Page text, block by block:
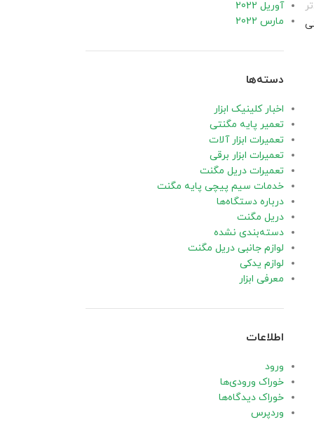
آوریل 2022
مارس 2022
دسته‌ها
اخبار کلینیک ابزار
تعمیر پایه مگنتی
تعمیرات ابزار آلات
تعمیرات ابزار برقی
تعمیرات دریل مگنت
خدمات سیم پیچی پایه مگنت
درباره دستگاه‌ها
دریل مگنت
دسته‌بندی نشده
لوازم جانبی دریل مگنت
لوازم یدکی
معرفی ابزار
اطلاعات
ورود
خوراک ورودی‌ها
خوراک دیدگاه‌ها
وردپرس